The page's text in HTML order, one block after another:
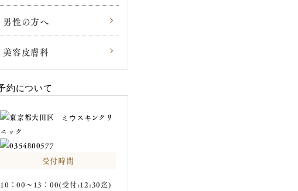
男性の方へ
美容皮膚科
受付時間
10：00～13：00(受付:12:30迄)